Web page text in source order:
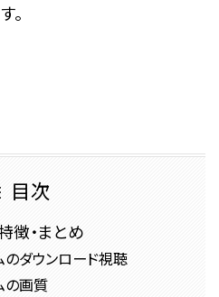
。
目次
徴・まとめ
のダウンロード視聴
の画質